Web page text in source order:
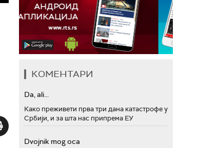
КОМЕНТАРИ
Da, ali...
Како преживети прва три дана катастрофе у
Србији, и за шта нас припрема ЕУ
Dvojnik mog oca